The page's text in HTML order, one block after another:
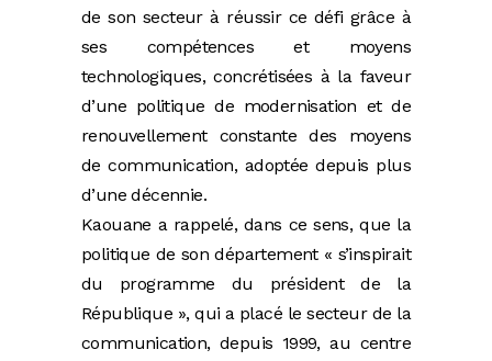
de son secteur à réussir ce défi grâce à
ses compétences et moyens
technologiques, concrétisées à la faveur
d’une politique de modernisation et de
renouvellement constante des moyens
de communication, adoptée depuis plus
d’une décennie.
Kaouane a rappelé, dans ce sens, que la
politique de son département « s’inspirait
du programme du président de la
République », qui a placé le secteur de la
communication, depuis 1999, au centre